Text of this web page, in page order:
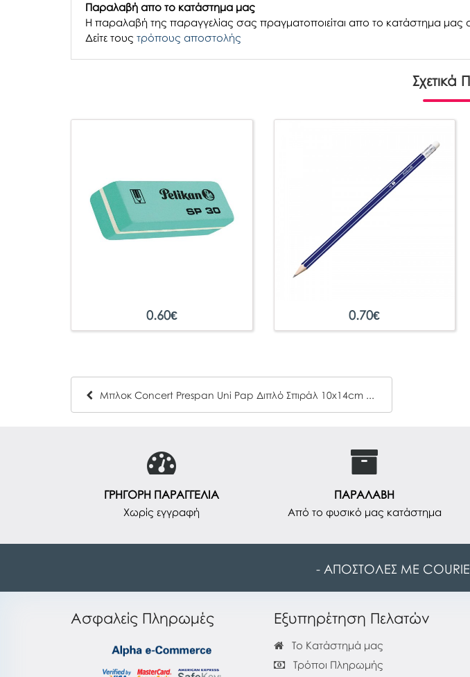
Παραλαβή απο το κατάστημα μας
H παραλαβή της παραγγελίας σας πραγματοποιείται απο το κατάστημα μας
Δείτε τους τρόπους αποστολής
Σχετικά
0.60€ 0.70€
Μπλοκ Concert Prespan Uni Pap Διπλό Σπιράλ 10x14cm 80Φ
ΓΡΗΓΟΡΗ ΠΑΡΑΓΓΕΛΙΑ
Χωρίς εγγραφή
ΠΑΡΑΛΑΒΗ
Από το φυσικό μας κατάστημα
- ΑΠΟΣΤΟΛΕΣ ΜΕ
Ασφαλείς Πληρωμές Εξυπηρέτηση Πελατών
Το Κατάστημά μας
Τρόποι Πληρωμής